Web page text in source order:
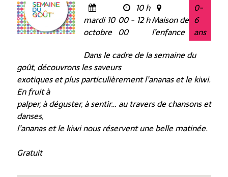
mardi 10
octobre
10 h
00 - 12 h
00
Maison de
l’enfance
0-
6
ans
Dans le cadre de la semaine du
goût, découvrons les saveurs
exotiques et plus particulièrement l’ananas et le kiwi.
En fruit à
palper, à déguster, à sentir… au travers de chansons et
danses,
l’ananas et le kiwi nous réservent une belle matinée.
Gratuit